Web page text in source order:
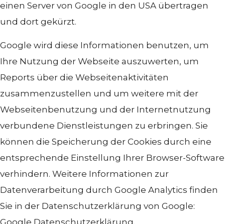
einen Server von Google in den USA übertragen
und dort gekürzt.
Google wird diese Informationen benutzen, um
Ihre Nutzung der Webseite auszuwerten, um
Reports über die Webseitenaktivitäten
zusammenzustellen und um weitere mit der
Webseitenbenutzung und der Internetnutzung
verbundene Dienstleistungen zu erbringen. Sie
können die Speicherung der Cookies durch eine
entsprechende Einstellung Ihrer Browser-Software
verhindern. Weitere Informationen zur
Datenverarbeitung durch Google Analytics finden
Sie in der Datenschutzerklärung von Google: